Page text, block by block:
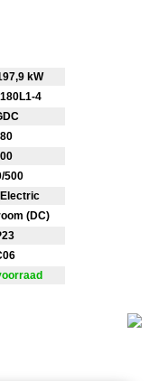
kW
4
500
(DC)